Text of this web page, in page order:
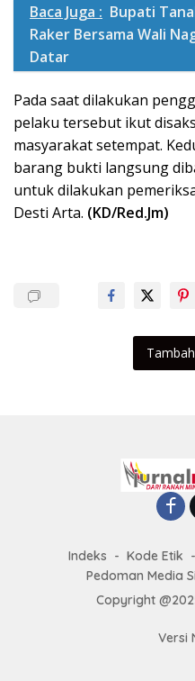
Baca Juga : Bupati
Raker Bersama Wali
Datar
Pada saat dilakukan
pelaku tersebut ikut
masyarakat setempat.
barang bukti langsung
untuk dilakukan
Desti Arta. (KD/Red.Jm)
Indeks Kode Etik
Pedoman Media
Copyright
Versi